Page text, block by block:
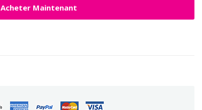
Acheter Maintenant